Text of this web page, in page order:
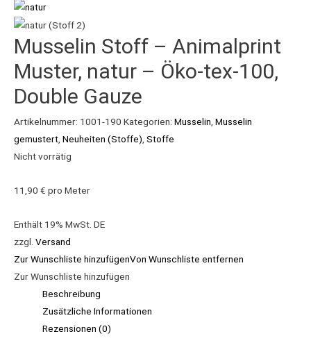
Musselin Stoff – Animalprint
Muster, natur – Öko-tex-100,
Double Gauze
Artikelnummer: 1001-190 Kategorien: Musselin Musselin
gemustert Neuheiten (Stoffe) Stoffe
Nicht vorrätig
11,90 € pro Meter
Enthält 19% MwSt. DE
zzgl. Versand
Zur Wunschliste hinzufügenVon Wunschliste entfernen
Zur Wunschliste hinzufügen
Beschreibung
Zusätzliche Informationen
Rezensionen (0)